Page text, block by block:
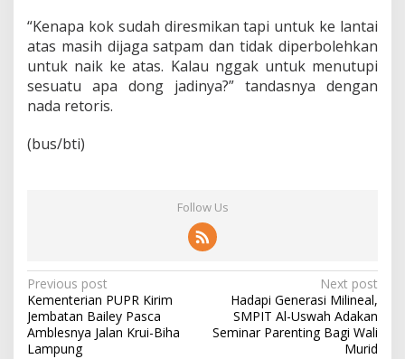
“Kenapa kok sudah diresmikan tapi untuk ke lantai
atas masih dijaga satpam dan tidak diperbolehkan
untuk naik ke atas. Kalau nggak untuk menutupi
sesuatu apa dong jadinya?” tandasnya dengan
nada retoris.
(bus/bti)
Follow Us
P
o
s
Previous post
Kementerian PUPR Kirim
Jembatan Bailey Pasca
Amblesnya Jalan Krui-Biha
Lampung
Next post
Hadapi Generasi Milineal,
SMPIT Al-Uswah Adakan
Seminar Parenting Bagi Wali
Murid